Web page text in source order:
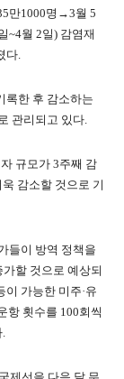
만1000명→3월 5
~4월 2일) 감염재
다.
록한 후 감소하는
관리되고 있다.
규모가 3주째 감
감소할 것으로 기
들이 방역 정책을
할 것으로 예상되
이 가능한 미주·유
항 횟수를 100회씩
.